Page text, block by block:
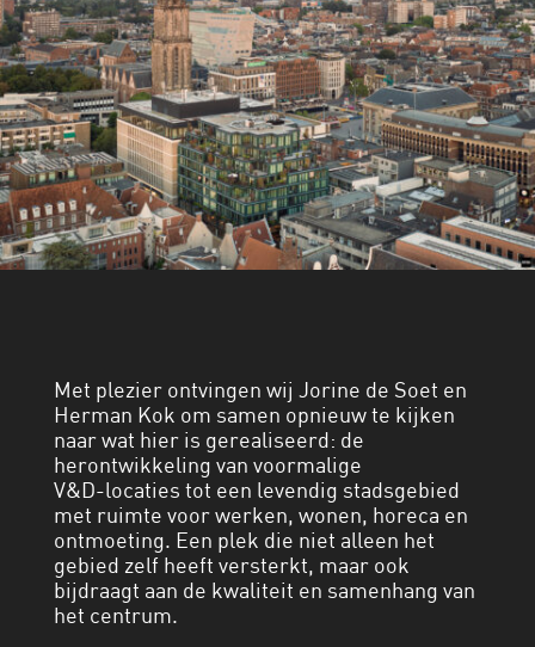
Met plezier ontvingen wij Jorine de Soet en
Herman Kok om samen opnieuw te kijken
naar wat hier is gerealiseerd: de
herontwikkeling van voormalige
V&D‑locaties tot een levendig stadsgebied
met ruimte voor werken, wonen, horeca en
ontmoeting. Een plek die niet alleen het
gebied zelf heeft versterkt, maar ook
bijdraagt aan de kwaliteit en samenhang van
het centrum.